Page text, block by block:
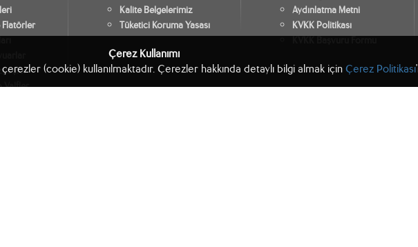
Flatörler
Valfler
Kalite Belgelerimiz
Tüketici Koruma Yasası
Aydınlatma Metni
KVKK Politikası
Çerez Kullanımı
(cookie) kullanılmaktadır. Çerezler hakkında detaylı bilgi almak için Çerez Politikası